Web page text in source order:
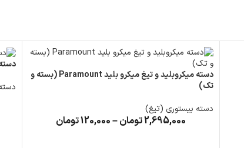
دسته میکروبلید و تیغ میکرو بلید Paramount (بسته و
تک)
دسته بیستوری (تیغ)
2,695,000تومان–
120,000تومان